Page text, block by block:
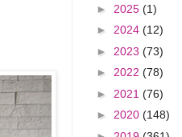
► 2025 (1)
► 2024 (12)
► 2023 (73)
► 2022 (78)
► 2021 (76)
► 2020 (148)